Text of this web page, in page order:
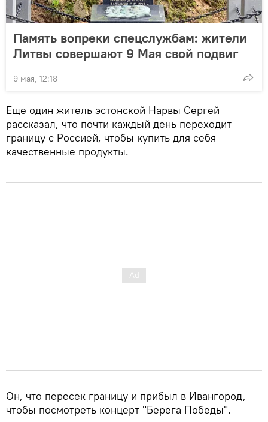
Память вопреки спецслужбам: жители
Литвы совершают 9 Мая свой подвиг
9 мая, 12:18
Еще один житель эстонской Нарвы Сергей
рассказал, что почти каждый день переходит
границу с Россией, чтобы купить для себя
качественные продукты.
Он, что пересек границу и прибыл в Ивангород,
чтобы посмотреть концерт "Берега Победы".